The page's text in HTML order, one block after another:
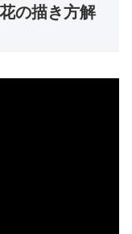
の描き方解